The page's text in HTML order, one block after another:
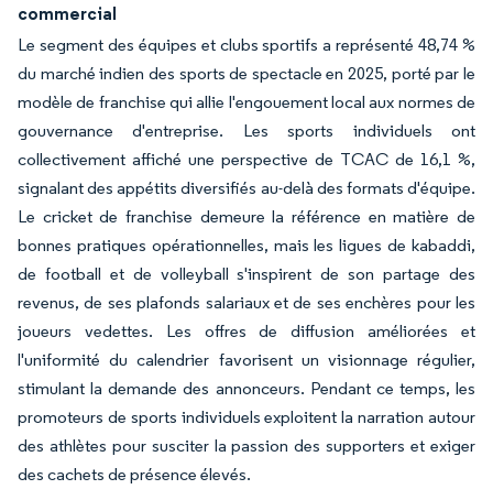
commercial
Le segment des équipes et clubs sportifs a représenté 48,74 %
du marché indien des sports de spectacle en 2025, porté par le
modèle de franchise qui allie l'engouement local aux normes de
gouvernance d'entreprise. Les sports individuels ont
collectivement affiché une perspective de TCAC de 16,1 %,
signalant des appétits diversifiés au-delà des formats d'équipe.
Le cricket de franchise demeure la référence en matière de
bonnes pratiques opérationnelles, mais les ligues de kabaddi,
de football et de volleyball s'inspirent de son partage des
revenus, de ses plafonds salariaux et de ses enchères pour les
joueurs vedettes. Les offres de diffusion améliorées et
l'uniformité du calendrier favorisent un visionnage régulier,
stimulant la demande des annonceurs. Pendant ce temps, les
promoteurs de sports individuels exploitent la narration autour
des athlètes pour susciter la passion des supporters et exiger
des cachets de présence élevés.